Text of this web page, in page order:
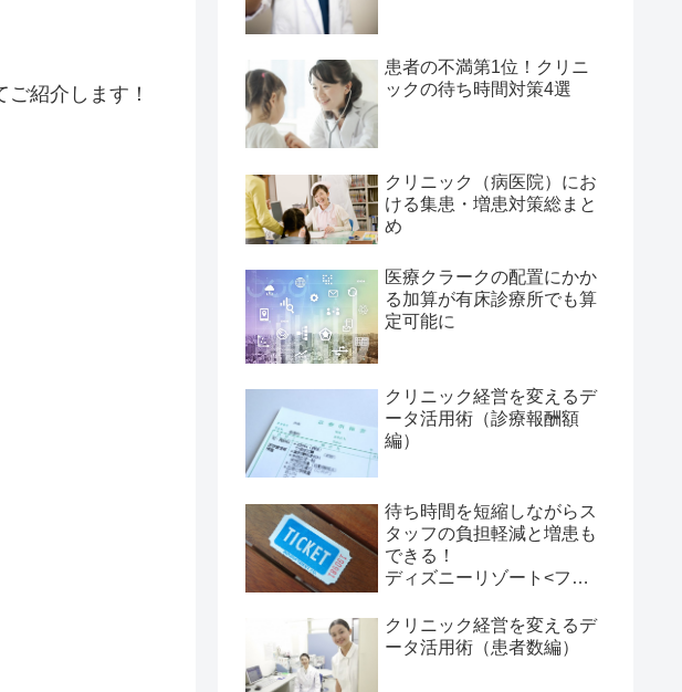
紹介します！
患者の不満第1位！クリニ
ックの待ち時間対策4選
クリニック（病医院）にお
ける集患・増患対策総まと
め
医療クラークの配置にかか
る加算が有床診療所でも算
定可能に
クリニック経営を変えるデ
ータ活用術（診療報酬額
編）
待ち時間を短縮しながらス
タッフの負担軽減と増患も
できる！
ディズニーリゾート<ファ
帯予約」活用術 その１
クリニック経営を変えるデ
ータ活用術（患者数編）